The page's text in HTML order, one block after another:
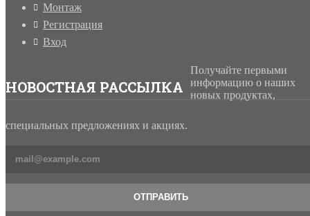
Монтаж
Регистрация
Вход
НОВОСТНАЯ РАССЫЛКА
Получайте первыми
информацию о наших
новых продуктах,
специальных предложениях и акциях.
ОТПРАВИТЬ